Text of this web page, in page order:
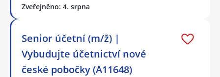
Zveřejněno: 4. srpna
Senior účetní (m/ž) |
Vybudujte účetnictví nové
české pobočky (A11648)